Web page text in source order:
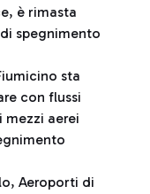
è rimasta
spegnimento
sta
con flussi
aerei
Aeroporti di